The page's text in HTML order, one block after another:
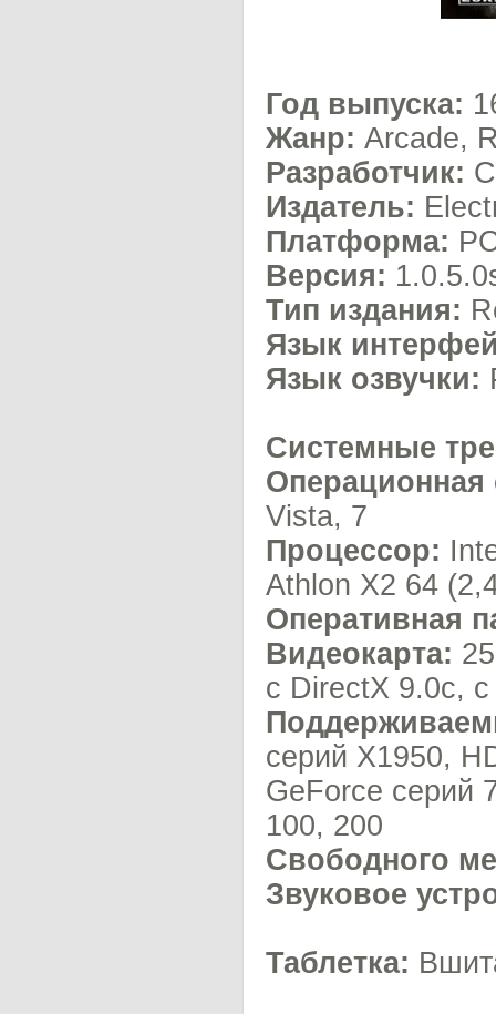
Год выпуска:
Жанр: Arcade,
Разработчик:
Издатель:
Платформа:
Версия:
Тип издания:
Язык
Язык озвучки:
Системные
Операционная
Vista, 7
Процессор:
Athlon X2 64
Оперативная
Видеокарта:
с DirectX 9.0c,
серий X1950,
GeForce серий
100, 200
Свободного
Звуковое
Таблетка: